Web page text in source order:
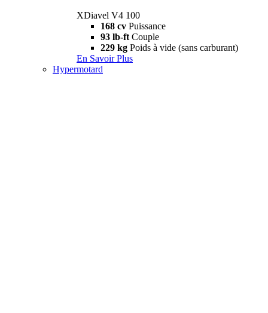
XDiavel V4 100
168 cv Puissance
93 lb-ft Couple
229 kg Poids à vide (sans carburant)
En Savoir Plus
Hypermotard